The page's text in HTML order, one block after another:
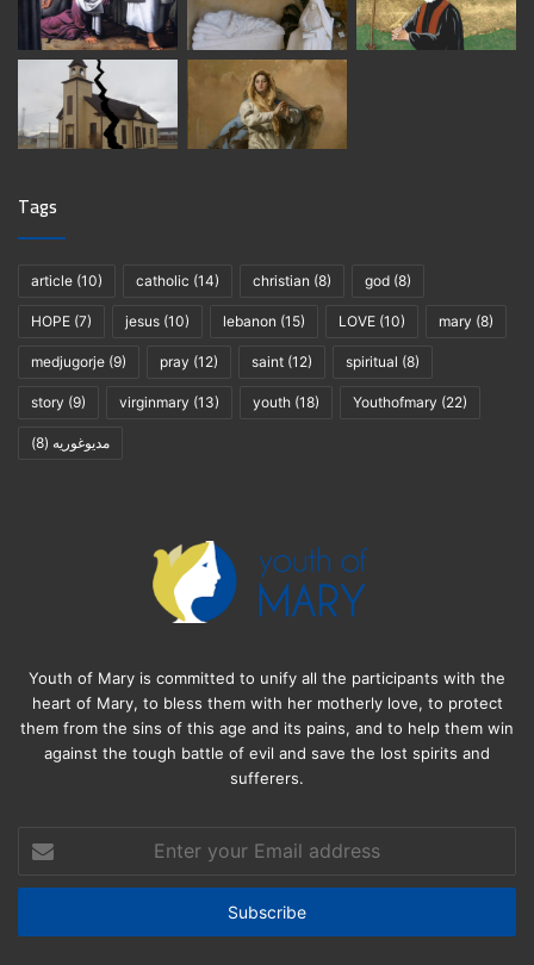
Tags
article (10) catholic (14) christian (8) god (8)
HOPE (7) jesus (10) lebanon (15) LOVE (10) mary (8)
medjugorje (9) pray (12) saint (12) spiritual (8)
story (9) virginmary (13) youth (18) Youthofmary (22)
مديوغوريه (8)
Youth of Mary is committed to unify all the participants with the
heart of Mary, to bless them with her motherly love, to protect
them from the sins of this age and its pains, and to help them win
against the tough battle of evil and save the lost spirits and
sufferers.
your
Email